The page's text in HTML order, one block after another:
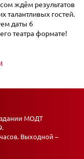
ждём результатов
талантливых гостей.
даты 6
театра формате!
здании МОДТ
Выходной –